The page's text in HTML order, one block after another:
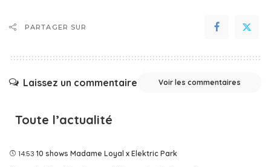
PARTAGER SUR
Laissez un commentaire Voir les commentaires
Toute l’actualité
14:53 10 shows Madame Loyal x Elektric Park